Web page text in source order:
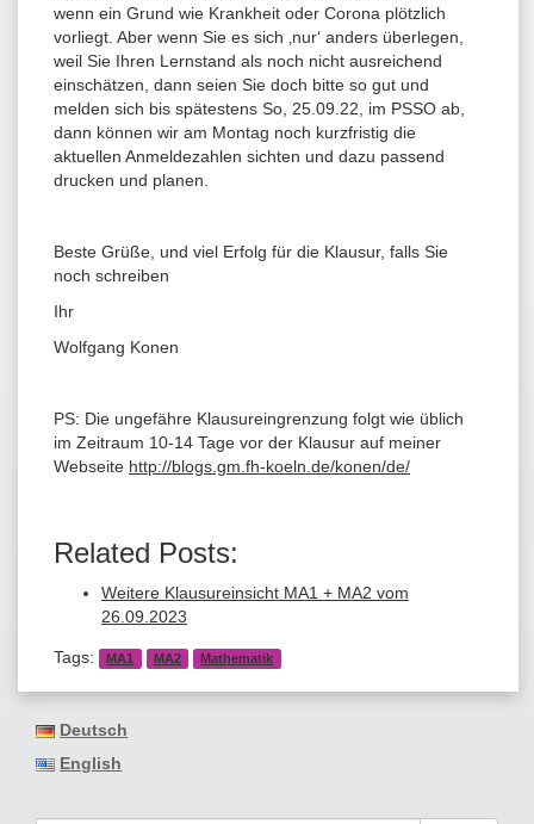
wenn ein Grund wie Krankheit oder Corona plötzlich
vorliegt. Aber wenn Sie es sich ‚nur‘ anders überlegen,
weil Sie Ihren Lernstand als noch nicht ausreichend
einschätzen, dann seien Sie doch bitte so gut und
melden sich bis spätestens So, 25.09.22, im PSSO ab,
dann können wir am Montag noch kurzfristig die
aktuellen Anmeldezahlen sichten und dazu passend
drucken und planen.
Beste Grüße, und viel Erfolg für die Klausur, falls Sie
noch schreiben
Ihr
Wolfgang Konen
PS: Die ungefähre Klausureingrenzung folgt wie üblich
im Zeitraum 10-14 Tage vor der Klausur auf meiner
Webseite http://blogs.gm.fh-koeln.de/konen/de/
Related Posts:
Weitere Klausureinsicht MA1 + MA2 vom
26.09.2023
Tags: MA1 MA2 Mathematik
Deutsch
English